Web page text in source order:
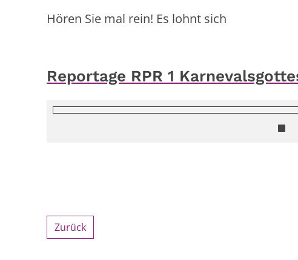
Hören Sie mal rein! Es lohnt sich
Reportage RPR 1
Zurück